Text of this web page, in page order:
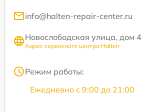
info@halten-repair-center.ru
Новослободская улица, дом 4
Адрес сервисного центра Halten
Режим работы:
Ежедневно с 9:00 до 21:00